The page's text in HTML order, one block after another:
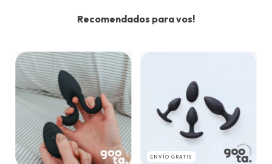
Recomendados para vos!
ENVÍO GRATIS